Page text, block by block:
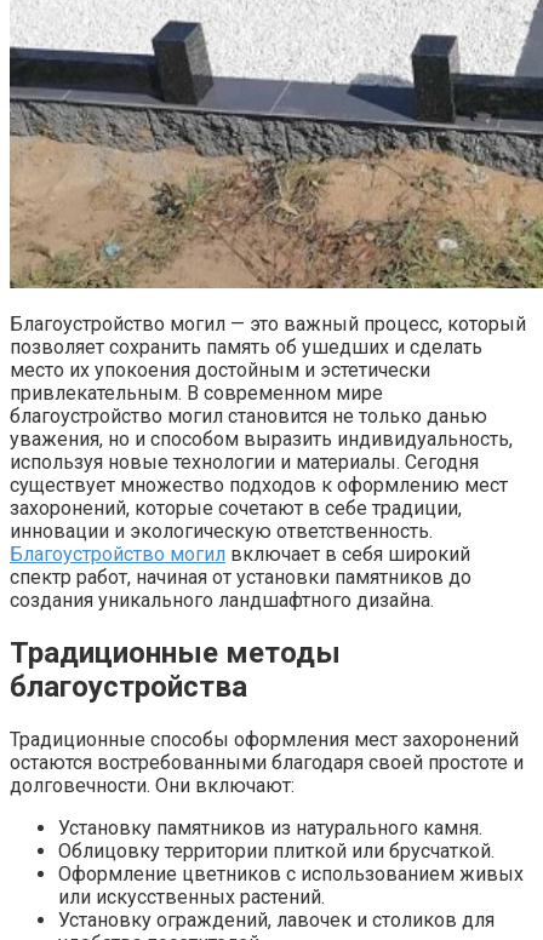
Благоустройство могил — это важный процесс, который
позволяет сохранить память об ушедших и сделать
место их упокоения достойным и эстетически
привлекательным. В современном мире
благоустройство могил становится не только данью
уважения, но и способом выразить индивидуальность,
используя новые технологии и материалы. Сегодня
существует множество подходов к оформлению мест
захоронений, которые сочетают в себе традиции,
инновации и экологическую ответственность.
Благоустройство могил включает в себя широкий
спектр работ, начиная от установки памятников до
создания уникального ландшафтного дизайна.
Традиционные методы
благоустройства
Традиционные способы оформления мест захоронений
остаются востребованными благодаря своей простоте и
долговечности. Они включают:
Установку памятников из натурального камня.
Облицовку территории плиткой или брусчаткой.
Оформление цветников с использованием живых
или искусственных растений.
Установку ограждений, лавочек и столиков для